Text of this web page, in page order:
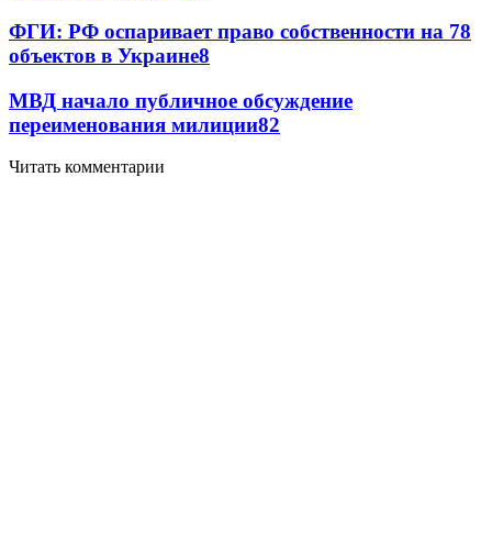
ФГИ: РФ оспаривает право собственности на 78
объектов в Украине8
МВД начало публичное обсуждение
переименования милиции82
Читать комментарии